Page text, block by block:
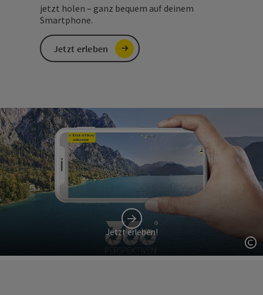
jetzt holen – ganz bequem auf deinem
Smartphone.
Jetzt erleben
Jetzt erleben!